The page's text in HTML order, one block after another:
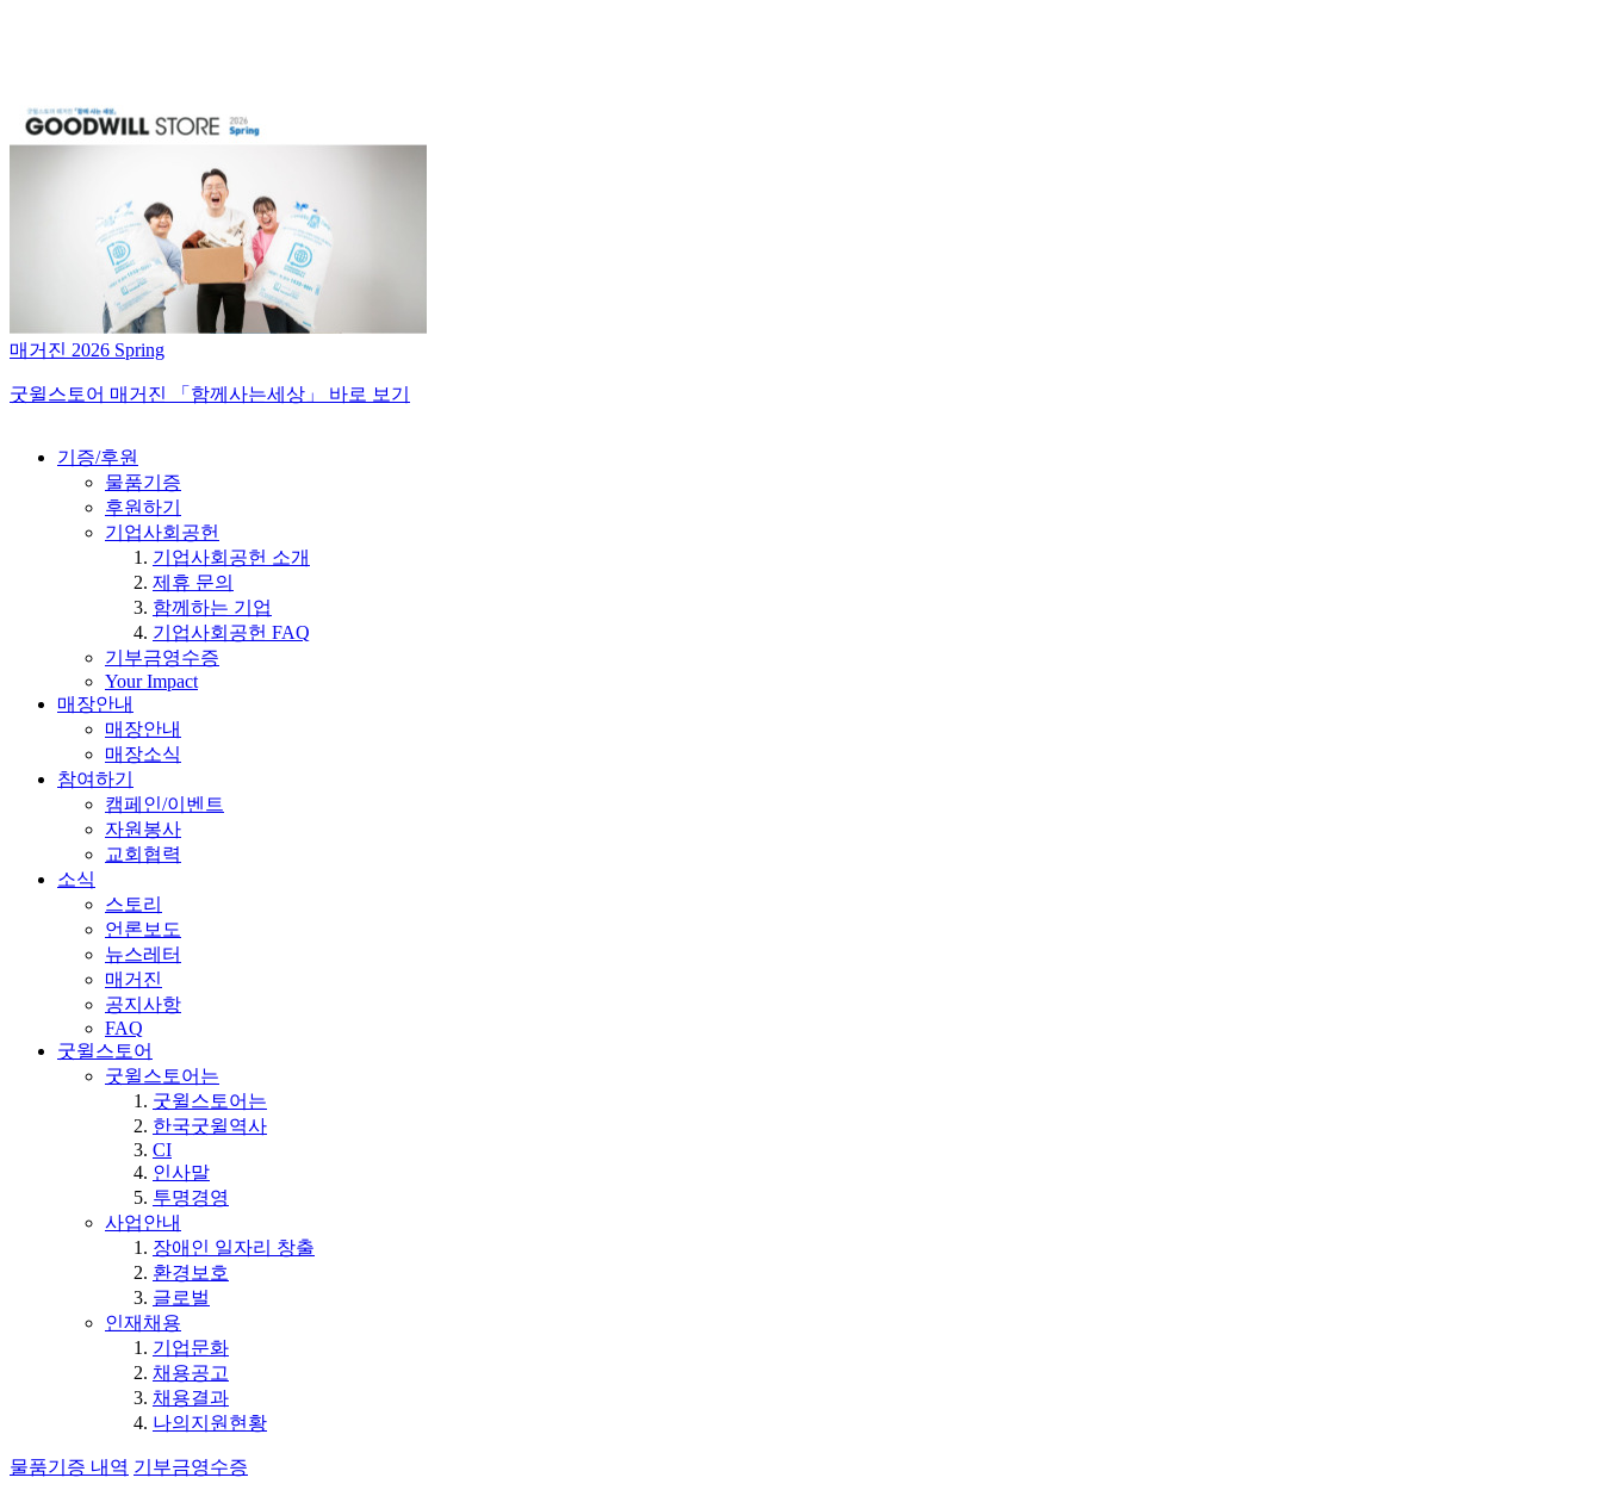
매거진 2026 Spring
굿윌스토어 매거진 「함께사는세상」 바로 보기
기증/후원
물품기증
후원하기
기업사회공헌
기업사회공헌 소개
제휴 문의
함께하는 기업
기업사회공헌 FAQ
기부금영수증
Your Impact
매장안내
매장안내
매장소식
참여하기
캠페인/이벤트
자원봉사
교회협력
소식
스토리
언론보도
뉴스레터
매거진
공지사항
FAQ
굿윌스토어
굿윌스토어는
굿윌스토어는
한국굿윌역사
CI
인사말
투명경영
사업안내
장애인 일자리 창출
환경보호
글로벌
인재채용
기업문화
채용공고
채용결과
나의지원현황
물품기증 내역 기부금영수증